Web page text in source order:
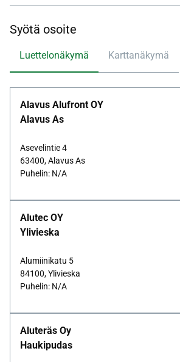
Syötä osoite
Luettelonäkymä Karttanäkymä
Alavus Alufront OY
Alavus As
Asevelintie 4
63400, Alavus As
Puhelin: N/A
Alutec OY
Ylivieska
Alumiinikatu 5
84100, Ylivieska
Puhelin: N/A
Aluteräs Oy
Haukipudas